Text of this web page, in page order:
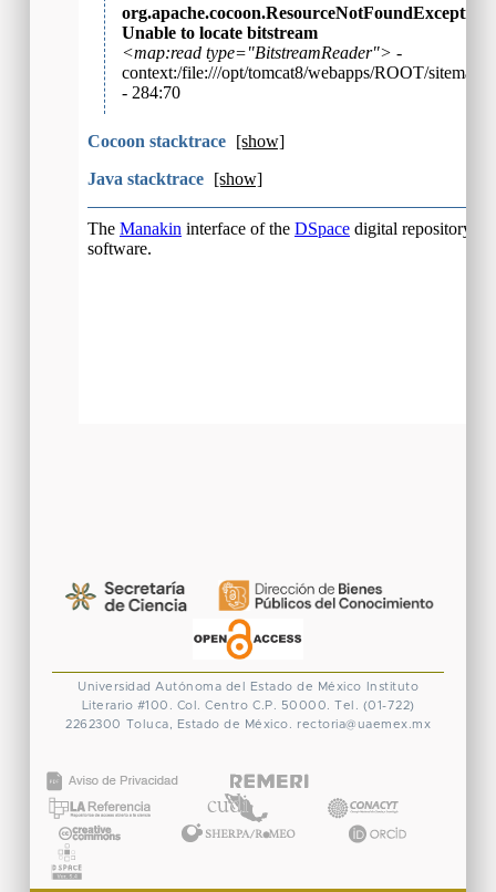
Universidad Autónoma del Estado de México
Instituto
Literario #100. Col. Centro C.P. 50000. Tel. (01-722)
2262300 Toluca, Estado de México. rectoria@uaemex.mx